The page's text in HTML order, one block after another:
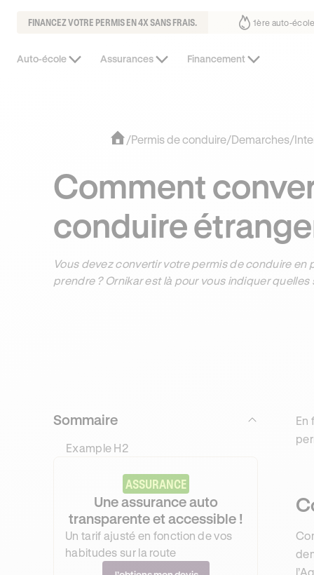
FINANCEZ VOTRE PERMIS EN 4X SANS FRAIS.
fait déjà confiance 30% moins chère que l’auto-école de votre
Auto-école Assurances Financement
/Permis de conduire/Demarches/
Comment
conduire
Vous devez convertir votre permis de conduire
prendre ? Ornikar est là pour vous indiquer
Sommaire
Example H2
ASSURANCE
Une assurance auto
transparente et accessible !
Un tarif ajusté en fonction de vos
habitudes sur la route
En